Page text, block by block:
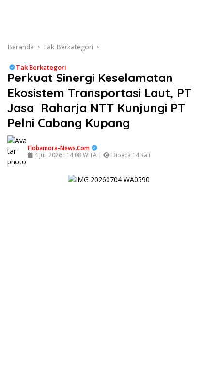
Beranda Tak Berkategori
Tak Berkategori
Perkuat Sinergi Keselamatan
Ekosistem Transportasi Laut, PT
Jasa Raharja NTT Kunjungi PT
Pelni Cabang Kupang
Flobamora-News.Com
4 Juli 2026 : 14:08 WITA |
Dibaca 14 Kali